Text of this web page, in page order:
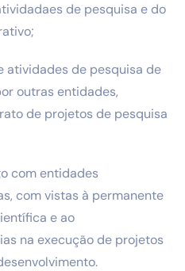
de pesquisa e do
atividades de pesquisa de
outras entidades,
de projetos de pesquisa
com entidades
com vistas à permanente
e ao
na execução de projetos